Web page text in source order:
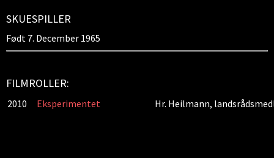
SKUESPILLER
Født 7. December 1965
FILMROLLER:
2010 Eksperimentet Hr. Heilmann,